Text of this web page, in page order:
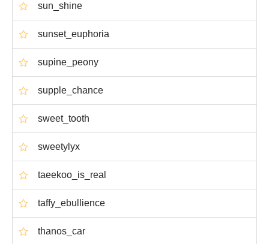
sun_shine
sunset_euphoria
supine_peony
supple_chance
sweet_tooth
sweetylyx
taeekoo_is_real
taffy_ebullience
thanos_car